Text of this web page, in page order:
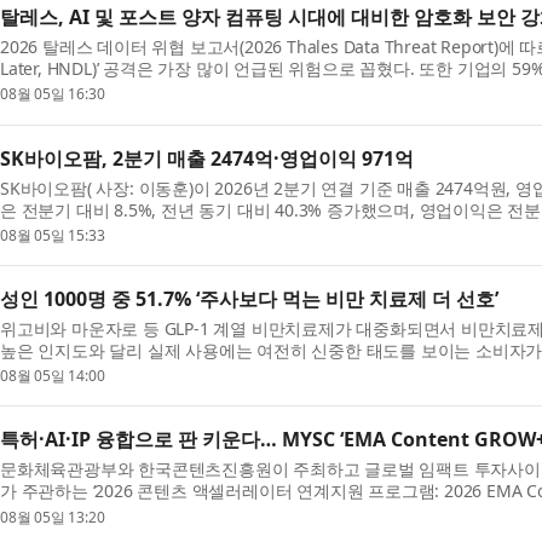
탈레스, AI 및 포스트 양자 컴퓨팅 시대에 대비한 암호화 보안
2026 탈레스 데이터 위협 보고서(2026 Thales Data Threat Report)에
Later, HNDL)’ 공격은 가장 많이 언급된 위험으로 꼽혔다. 또한 기업의
알고리즘의 프로토타입을 ...
08월 05일 16:30
SK바이오팜, 2분기 매출 2474억·영업이익 971억
SK바이오팜( 사장: 이동훈)이 2026년 2분기 연결 기준 매출 2474억원,
은 전분기 대비 8.5%, 전년 동기 대비 40.3% 증가했으며, 영업이익은 전
일회성 용역수익이 반영된 ...
08월 05일 15:33
성인 1000명 중 51.7% ‘주사보다 먹는 비만 치료제 더 선호’
위고비와 마운자로 등 GLP-1 계열 비만치료제가 대중화되면서 비만치료
높은 인지도와 달리 실제 사용에는 여전히 신중한 태도를 보이는 소비자
텔리전스 기업 피앰아이(PMI...
08월 05일 14:00
특허·AI·IP 융합으로 판 키운다… MYSC ‘EMA Content
문화체육관광부와 한국콘텐츠진흥원이 주최하고 글로벌 임팩트 투자사
가 주관하는 ‘2026 콘텐츠 액셀러레이터 연계지원 프로그램: 2026 EMA
층 내실 있는 비즈니스 성과를 창출...
08월 05일 13:20